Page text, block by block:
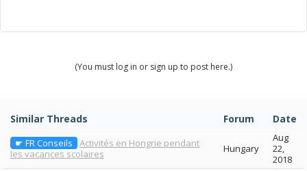
(You must log in or sign up to post here.)
Similar Threads Forum Date
☛ FR Conseils
Activités en Hongrie pendant
les vacances scolaires
Hungary
Aug
22,
2018